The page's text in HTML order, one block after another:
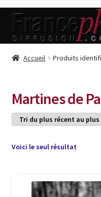
Aller
la
Aller
contenu
Accueil
Conditions de Vente
Connection
Listes d’Envies
Accueil Produits
Martines de
Voici le seul résultat